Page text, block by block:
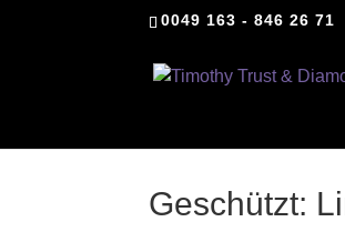
0049 163 - 846 26 71
Geschützt: